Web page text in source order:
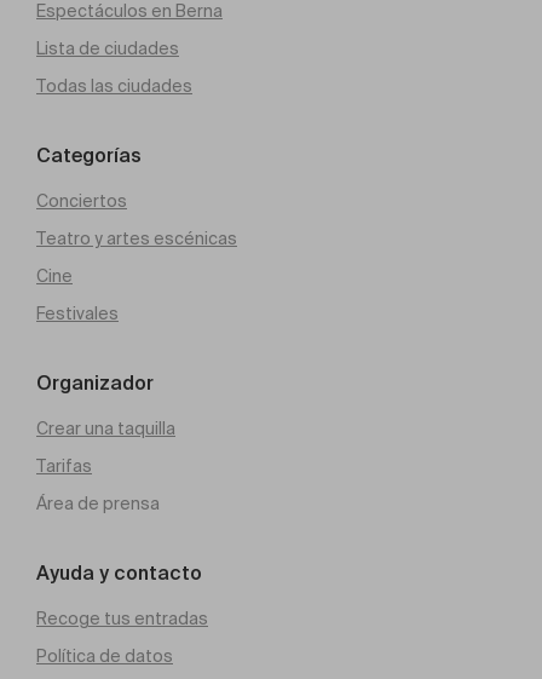
Espectáculos en Berna
Lista de ciudades
Todas las ciudades
Categorías
Conciertos
Teatro y artes escénicas
Cine
Festivales
Organizador
Crear una taquilla
Tarifas
Área de prensa
Ayuda y contacto
Recoge tus entradas
Política de datos